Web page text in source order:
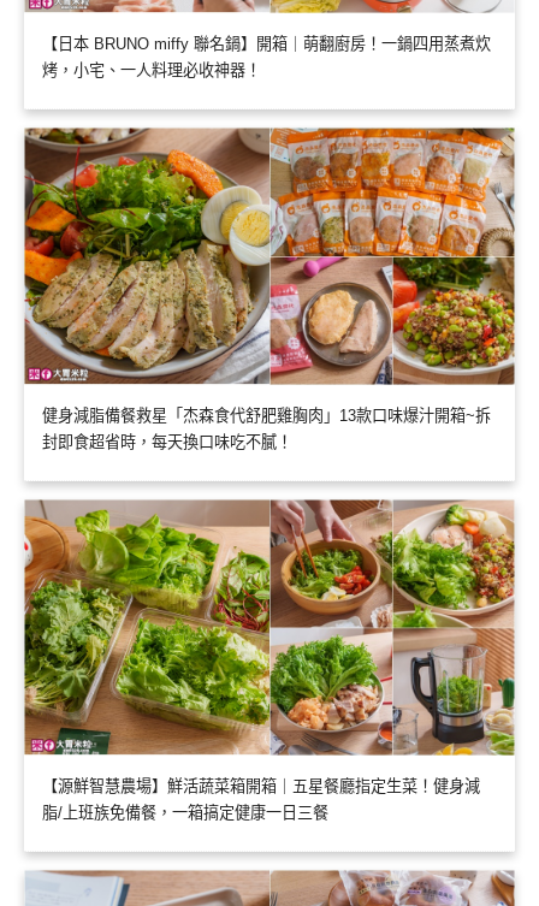
【日本 BRUNO miffy 聯名鍋】開箱｜萌翻廚房！一鍋四用蒸煮炊
烤，小宅、一人料理必收神器！
健身減脂備餐救星「杰森食代舒肥雞胸肉」13款口味爆汁開箱~拆
封即食超省時，每天換口味吃不膩！
【源鮮智慧農場】鮮活蔬菜箱開箱｜五星餐廳指定生菜！健身減
脂/上班族免備餐，一箱搞定健康一日三餐